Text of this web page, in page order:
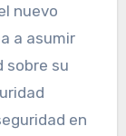
nuevo
a asumir
sobre su
en